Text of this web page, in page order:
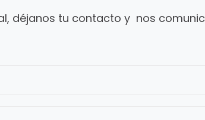
déjanos tu contacto y nos